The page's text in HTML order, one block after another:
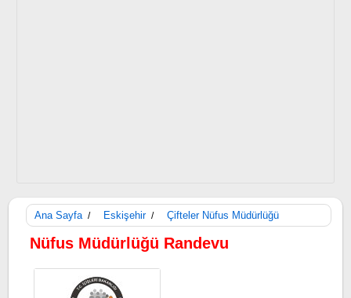
Ana Sayfa / Eskişehir / Çifteler Nüfus Müdürlüğü
Nüfus Müdürlüğü Randevu